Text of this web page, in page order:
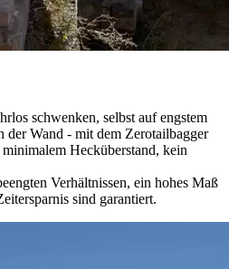
schwenken, selbst auf engstem
der Wand - mit dem Zerotailbagger
Hecküberstand, kein
Verhältnissen, ein hohes Maß
sind garantiert.